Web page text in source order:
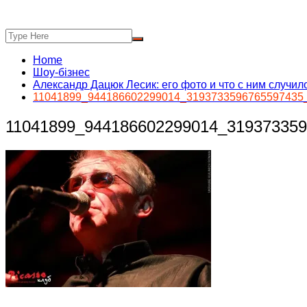
Home
Шоу-бізнес
Александр Дацюк Лесик: его фото и что с ним